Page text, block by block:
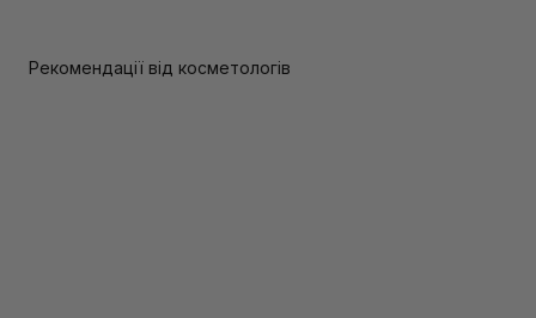
Рекомендації від косметологів